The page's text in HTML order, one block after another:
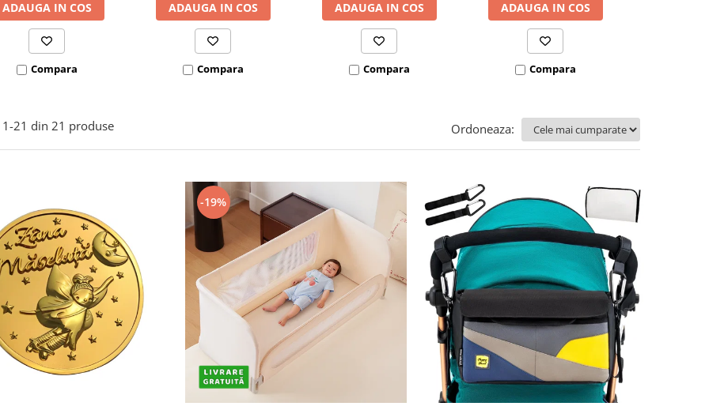
ADAUGA IN COS
Compara
ADAUGA IN COS
Compara
ADAUGA IN COS
Compara
ADAUGA IN COS
Compara
1-21 din 21 produse Ordoneaza:
-19%